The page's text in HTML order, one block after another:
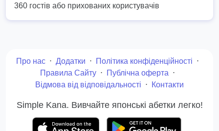
360 гостів або прихованих користувачів
Про нас ⋅ Додатки ⋅ Політика конфіденційності ⋅
Правила Сайту ⋅ Публічна оферта ⋅
Відмова від відповідальності ⋅ Контакти
Simple Kana. Вивчайте японські абетки легко!